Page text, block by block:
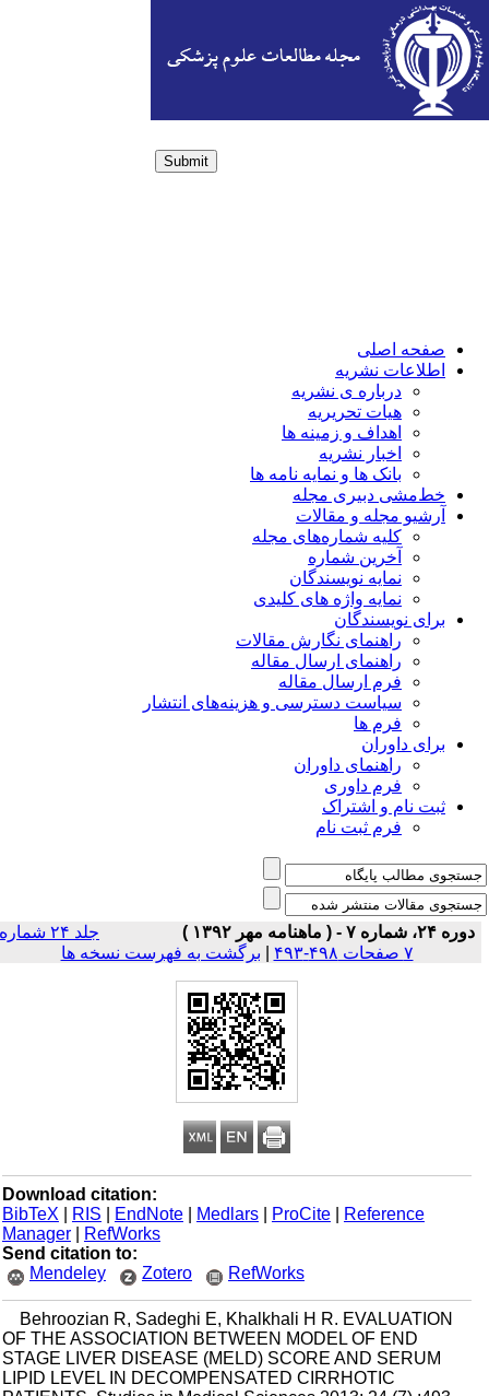
Submit
صفحه اصلی
اطلاعات نشریه
درباره ی نشریه
هیات تحریریه
اهداف و زمینه ها
اخبار نشریه
بانک ها و نمایه نامه ها
خط‌مشی دبیری مجله
آرشیو مجله و مقالات
کلیه شماره‌های مجله
آخرین شماره
نمایه نویسندگان
نمایه واژه های کلیدی
برای نویسندگان
راهنمای نگارش مقالات
راهنمای ارسال مقاله
فرم ارسال مقاله
سیاست دسترسی و هزینه‌های انتشار
فرم ها
برای داوران
راهنمای داوران
فرم داوری
ثبت نام و اشتراک
فرم ثبت نام
دوره ۲۴، شماره ۷ - ( ماهنامه مهر ۱۳۹۲ )
جلد ۲۴ شماره
| برگشت به فهرست نسخه ها
Download citation:
BibTeX
| RIS |EndNote |Medlars |ProCite |Reference
Manager
|RefWorks
Send citation to:
Mendeley
Zotero RefWorks
Behroozian R, Sadeghi E, Khalkhali H R. EVALUATION
OF THE ASSOCIATION BETWEEN MODEL OF END
STAGE LIVER DISEASE (MELD) SCORE AND SERUM
LIPID LEVEL IN DECOMPENSATED CIRRHOTIC